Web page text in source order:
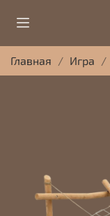
Главная Игра